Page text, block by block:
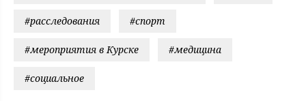
#расследования #спорт
#мероприятия в Курске #медицина
#социальное